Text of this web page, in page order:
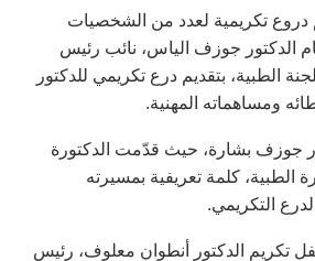
دروع تكريمية لعدد من الشخصيات
الدكتور جوزف الياس، نائب رئيس
الطبية، بتقديم درع تكريمي للدكتور
ومساهماته المهنية.
جوزف بشارة، حيث قدّمت الدكتورة
الطبية، كلمة تعريفية بمسيرته
التكريمي.
تكريم الدكتور أنطوان معلوف، رئيس